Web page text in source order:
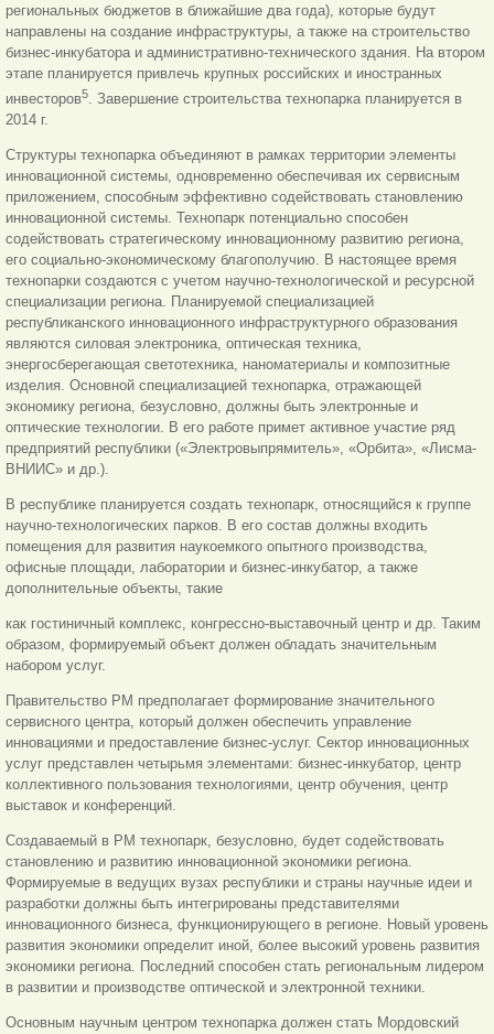
региональных бюджетов в ближайшие два года), которые будут
направлены на создание инфраструктуры, а также на строительство
бизнес-инкубатора и административно-технического здания. На втором
этапе планируется привлечь крупных российских и иностранных
инвесторов5. Завершение строительства технопарка планируется в
2014 г.
Структуры технопарка объединяют в рамках территории элементы
инновационной системы, одновременно обеспечивая их сервисным
приложением, способным эффективно содействовать становлению
инновационной системы. Технопарк потенциально способен
содействовать стратегическому инновационному развитию региона,
его социально-экономическому благополучию. В настоящее время
технопарки создаются с учетом научно-технологической и ресурсной
специализации региона. Планируемой специализацией
республиканского инновационного инфраструктурного образования
являются силовая электроника, оптическая техника,
энергосберегающая светотехника, наноматериалы и композитные
изделия. Основной специализацией технопарка, отражающей
экономику региона, безусловно, должны быть электронные и
оптические технологии. В его работе примет активное участие ряд
предприятий республики («Электровыпрямитель», «Орбита», «Лисма-
ВНИИС» и др.).
В республике планируется создать технопарк, относящийся к группе
научно-технологических парков. В его состав должны входить
помещения для развития наукоемкого опытного производства,
офисные площади, лаборатории и бизнес-инкубатор, а также
дополнительные объекты, такие
как гостиничный комплекс, конгрессно-выставочный центр и др. Таким
образом, формируемый объект должен обладать значительным
набором услуг.
Правительство РМ предполагает формирование значительного
сервисного центра, который должен обеспечить управление
инновациями и предоставление бизнес-услуг. Сектор инновационных
услуг представлен четырьмя элементами: бизнес-инкубатор, центр
коллективного пользования технологиями, центр обучения, центр
выставок и конференций.
Создаваемый в РМ технопарк, безусловно, будет содействовать
становлению и развитию инновационной экономики региона.
Формируемые в ведущих вузах республики и страны научные идеи и
разработки должны быть интегрированы представителями
инновационного бизнеса, функционирующего в регионе. Новый уровень
развития экономики определит иной, более высокий уровень развития
экономики региона. Последний способен стать региональным лидером
в развитии и производстве оптической и электронной техники.
Основным научным центром технопарка должен стать Мордовский